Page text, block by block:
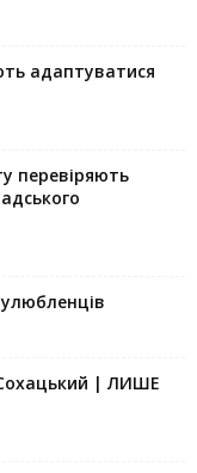
адаптуватися
перевіряють
| ЛИШЕ